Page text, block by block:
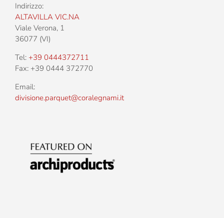
Indirizzo:
ALTAVILLA VIC.NA
Viale Verona, 1
36077 (VI)
Tel: +39 0444372711
Fax: +39 0444 372770
Email:
divisione.parquet@coralegnami.it